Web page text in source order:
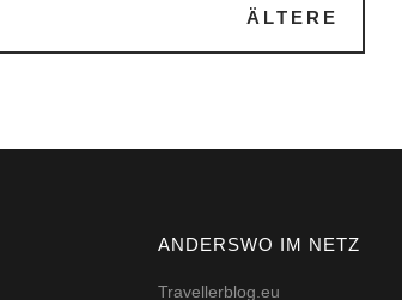
ÄLTERE
ANDERSWO IM NETZ
Travellerblog.eu